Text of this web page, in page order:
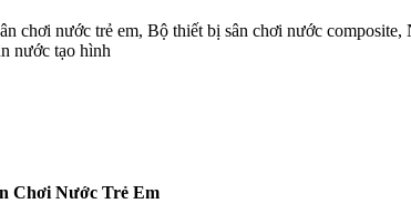
chơi nước trẻ em, Bộ thiết bị sân chơi nước
nước tạo hình
Chơi Nước Trẻ Em